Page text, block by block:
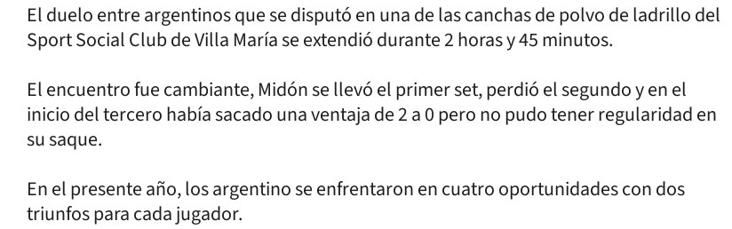
El duelo entre argentinos que se disputó en una de las canchas de polvo de ladrillo del
Sport Social Club de Villa María se extendió durante 2 horas y 45 minutos.
El encuentro fue cambiante, Midón se llevó el primer set, perdió el segundo y en el
inicio del tercero había sacado una ventaja de 2 a 0 pero no pudo tener regularidad en
su saque.
En el presente año, los argentino se enfrentaron en cuatro oportunidades con dos
triunfos para cada jugador.